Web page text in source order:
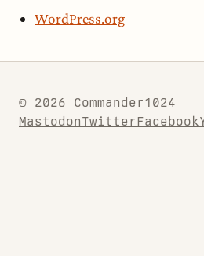
WordPress.org
© 2026 Commander1024
MastodonTwitterFacebook